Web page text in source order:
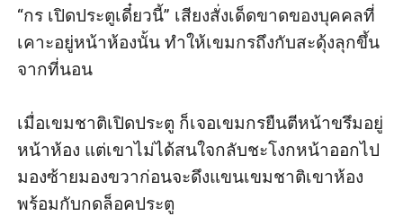
โวยวาย
หญิงสาวพยายามทุบและผลักตัวให้ออกห่างนิวัช แต่ดู
เหมือนว่ายิ่งดิ้นชายหนุ่มก็ยิ่งรัดและลงโทษหล่อนด้วย
อ้อมกอดนั้น โดยแทบจะไม่รู้ตัวเลย ว่าขณะนี้มือใหญ่ของนิ
วัชได้ล้วงเข้าไปสัมผัสหน้าอกนุ่มอย่างแสดงความเป็นเจ้า
ข้าวเจ้าของ และถือวิสาสะปลดตะขอบราเซียร์เพื่อความ
สะดวกในการสํารวจ
“กร เปิดประตูเดี๋ยวนี้” เสียงสั่งเด็ดขาดของบุคคลที่
เคาะอยู่หน้าห้องนั้น ทําให้เขมกรถึงกับสะดุ้งลุกขึ้น
จากที่นอน
เมื่อเขมชาติเปิดประตู ก็เจอเขมกรยืนตีหน้าขรึมอยู่
หน้าห้อง แต่เขาไม่ได้สนใจกลับชะโงกหน้าออกไป
มองซ้ายมองขวาก่อนจะดึงแขนเขมชาติเขาห้อง
พร้อมกับกดล็อคประตู